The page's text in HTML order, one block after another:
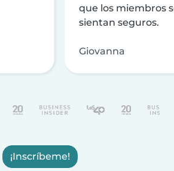
que los miembros
sientan seguros.
Giovanna
¡Inscríbeme!